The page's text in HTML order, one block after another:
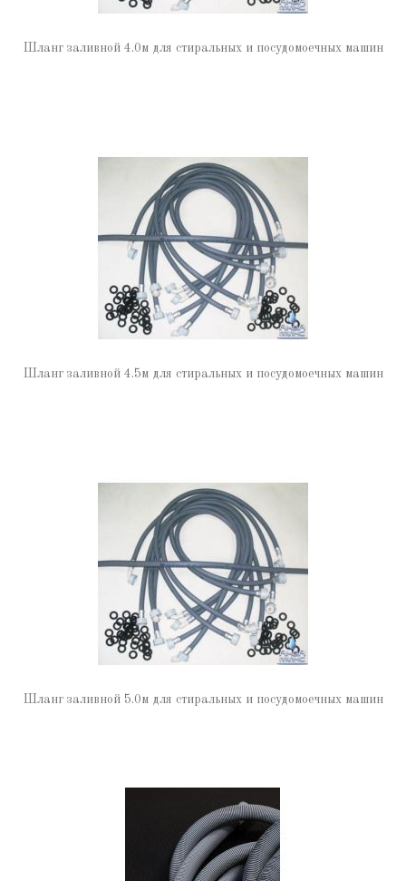
Шланг заливной 4.0м для стиральных и посудомоечных машин
Шланг заливной 4.5м для стиральных и посудомоечных машин
Шланг заливной 5.0м для стиральных и посудомоечных машин